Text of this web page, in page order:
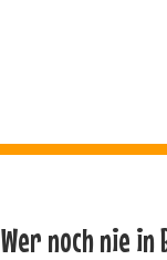
Wer noch nie in